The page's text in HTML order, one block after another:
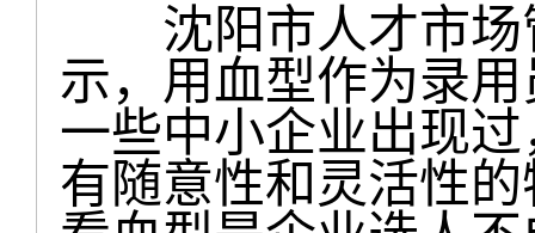
沈阳市人才市场
示，用血型作为录
一些中小企业出现
有随意性和灵活性